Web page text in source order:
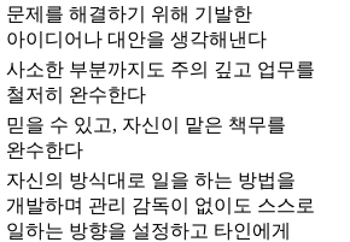
문제를 해결하기 위해 기발한
아이디어나 대안을 생각해낸다
사소한 부분까지도 주의 깊고 업무를
철저히 완수한다
믿을 수 있고, 자신이 맡은 책무를
완수한다
자신의 방식대로 일을 하는 방법을
개발하며 관리 감독이 없이도 스스로
일하는 방향을 설정하고 타인에게